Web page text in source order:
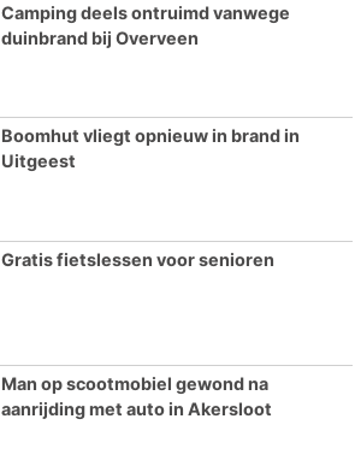
Camping deels ontruimd vanwege
duinbrand bij Overveen
Boomhut vliegt opnieuw in brand in
Uitgeest
Gratis fietslessen voor senioren
Man op scootmobiel gewond na
aanrijding met auto in Akersloot